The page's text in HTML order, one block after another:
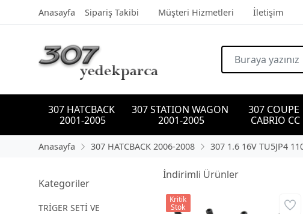
Anasayfa Sipariş Takibi Müşteri Hizmetleri İletişim
307 HATCBACK
2001-2005
307 STATION WAGON
2001-2005
307 COUPE
CABRIO CC
Anasayfa 307 HATCBACK 2006-2008 307 1.6 16V TU5JP4
Kategoriler
TRİGER SETİ VE
İndirimli Ürünler
Kritik
Stok